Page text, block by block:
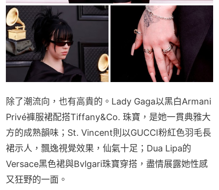
除了潮流向，也有高貴的。Lady Gaga以黑白Armani
Privé褲服裙配搭Tiffany&Co. 珠寶，是她一貫典雅大
方的成熟韻味；St. Vincent則以GUCCI粉紅色羽毛長
裙示人，飄逸視覺效果，仙氣十足；Dua Lipa的
Versace黑色裙與Bvlgari珠寶穿搭，盡情展露她性感
又狂野的一面。